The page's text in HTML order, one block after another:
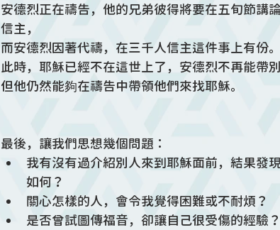
安德烈正在禱告，他的兄弟彼得將要在五旬節講
信主，
而安德烈因著代禱，在三千人信主這件事上有份。
此時，耶穌已經不在這世上了，安德烈不再能帶
但他仍然能夠在禱告中帶領他們來找耶穌。
最後，讓我們思想幾個問題：
我有沒有過介紹別人來到耶穌面前，結果發
如何？
關心怎樣的人，會令我覺得困難或不耐煩？
是否曾試圖傳福音，卻讓自己很受傷的經驗